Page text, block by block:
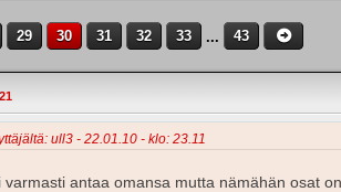
29 30 31 32 33 ... 43
ull3 - 22.01.10 - klo: 23.11
varmasti antaa omansa mutta nämähän osat